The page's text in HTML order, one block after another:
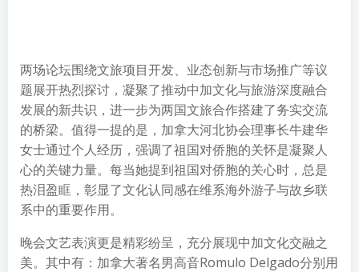
两场论坛围绕文旅项目开发、业态创新与市场推广等议
题展开热烈探讨，凝聚了推动中加文化与旅游深度融合
发展的新共识，进一步为两国文旅合作搭建了务实交流
的桥梁。值得一提的是，加拿大河北协会理事长牛建华
女士通过个人经历，强调了祖国对侨胞的关怀是凝聚人
心的关键力量。每当她提到祖国对侨胞的关心时，总是
热泪盈眶，彰显了文化认同感在维系海外游子与故乡联
系中的重要作用。
晚会文艺表演更是精彩纷呈，充分展现中加文化交融之
美。其中有：加拿大著名男高音Romulo Delgado分别用